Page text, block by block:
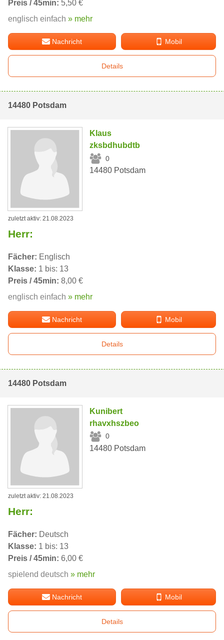
Preis / 45min: 5,50 €
englisch einfach » mehr
Nachricht Mobil
Details
14480 Potsdam
Klaus
zksbdhubdtb
0
14480 Potsdam
zuletzt aktiv: 21.08.2023
Herr:
Fächer: Englisch
Klasse: 1 bis: 13
Preis / 45min: 8,00 €
englisch einfach » mehr
Nachricht Mobil
Details
14480 Potsdam
Kunibert
rhavxhszbeo
0
14480 Potsdam
zuletzt aktiv: 21.08.2023
Herr:
Fächer: Deutsch
Klasse: 1 bis: 13
Preis / 45min: 6,00 €
spielend deutsch » mehr
Nachricht Mobil
Details